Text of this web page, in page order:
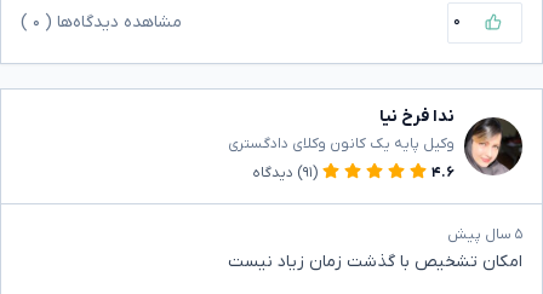
۰ مشاهده دیدگاه‌ها ( ۰
ندا فرخ نیا
وکیل پایه یک کانون وکلای دادگستری
۴.۶
(۹۱) دیدگاه
۵ سال پیش
امکان تشخیص با گذشت زمان زیاد نیست